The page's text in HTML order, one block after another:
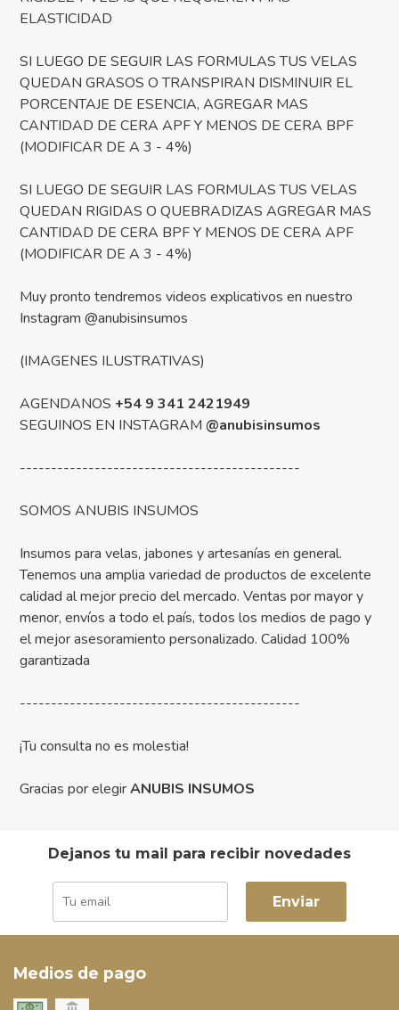
ELASTICIDAD
SI LUEGO DE SEGUIR LAS FORMULAS TUS VELAS
QUEDAN GRASOS O TRANSPIRAN DISMINUIR EL
PORCENTAJE DE ESENCIA, AGREGAR MAS
CANTIDAD DE CERA APF Y MENOS DE CERA BPF
(MODIFICAR DE A 3 - 4%)
SI LUEGO DE SEGUIR LAS FORMULAS TUS VELAS
QUEDAN RIGIDAS O QUEBRADIZAS AGREGAR MAS
CANTIDAD DE CERA BPF Y MENOS DE CERA APF
(MODIFICAR DE A 3 - 4%)
Muy pronto tendremos videos explicativos en nuestro
Instagram @anubisinsumos
(IMAGENES ILUSTRATIVAS)
AGENDANOS +54 9 341 2421949
SEGUINOS EN INSTAGRAM@anubisinsumos
---------------------------------------------
SOMOS ANUBIS INSUMOS
Insumos para velas, jabones y artesanías en general.
Tenemos una amplia variedad de productos de excelente
calidad al mejor precio del mercado. Ventas por mayor y
menor, envíos a todo el país, todos los medios de pago y
el mejor asesoramiento personalizado. Calidad 100%
garantizada
---------------------------------------------
¡Tu consulta no es molestia!
Gracias por elegirANUBIS INSUMOS
Dejanos tu mail para recibir novedades
Enviar
Medios de pago